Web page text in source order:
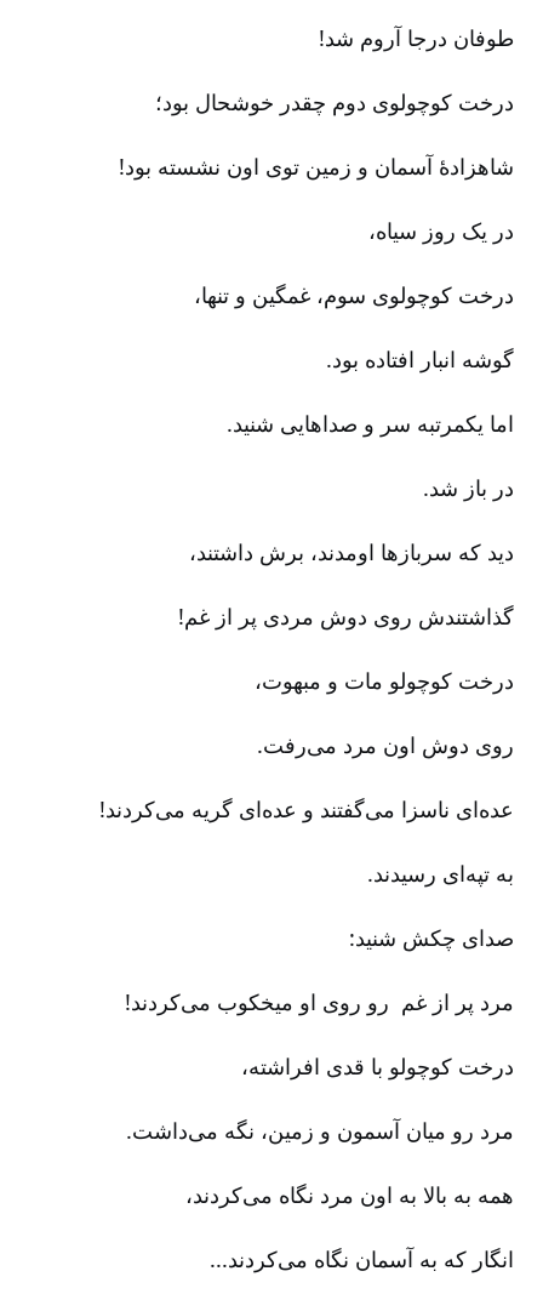
طوفان درجا آروم شد!
درخت کوچولوی دوم چقدر خوشحال بود؛
شاهزادۀ آسمان و زمین توی اون نشسته بود!
در یک روز سیاه‌،
درخت کوچولوی سوم‌، غمگین و تنها،
گوشه انبار افتاده بود.
اما یکمرتبه سر و صداهایی شنید.
در باز شد.
دید که سربازها اومدند، برش داشتند،
گذاشتندش روی دوش مردی پر از غم‌!
درخت کوچولو مات و مبهوت‌،
روی دوش اون مرد می‌رفت‌.
عده‌ای ناسزا می‌گفتند و عده‌ای گریه می‌کردند!
به تپه‌ای رسیدند.
صدای چکش شنید:
مرد پر از غم رو روی او میخکوب می‌کردند!
درخت کوچولو با قدی افراشته‌،
مرد رو میان آسمون و زمین‌، نگه می‌داشت‌.
همه به بالا به اون مرد نگاه می‌کردند،
انگار که به آسمان نگاه می‌کردند...